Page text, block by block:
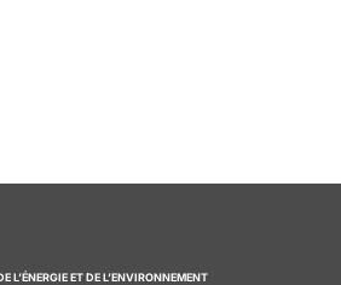
L’ÉNERGIE ET DE L’ENVIRONNEMENT